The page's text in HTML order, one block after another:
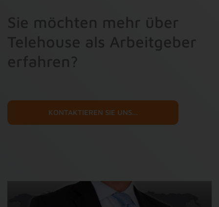
Sie möchten mehr über
Telehouse als Arbeitgeber
erfahren?
KONTAKTIEREN SIE UNS...